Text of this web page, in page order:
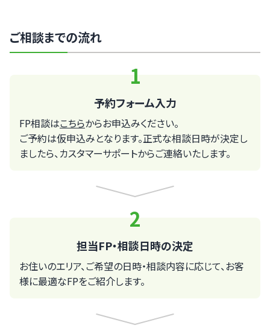
ご相談までの流れ
1
予約フォーム入力
FP相談はこちらからお申込みください。
ご予約は仮申込みとなります。正式な相談日時が決定し
ましたら、カスタマーサポートからご連絡いたします。
2
担当FP・相談日時の決定
お住いのエリア、ご希望の日時・相談内容に応じて、お客
様に最適なFPをご紹介します。